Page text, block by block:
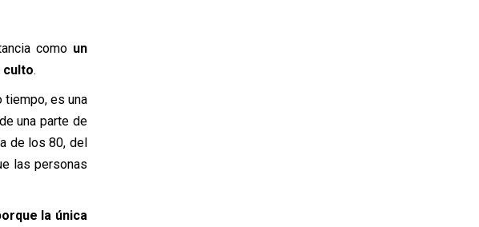
como un
culto.
tiempo, es una
una parte de
de los 80, del
las personas
la única